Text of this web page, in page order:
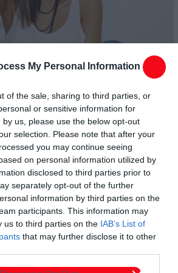
My Personal Information
of the sale, sharing to third parties, or
or sensitive information for
us, please use the below opt-out
selection. Please note that after your
you may continue seeing
on personal information utilized by
disclosed to third parties prior to
separately opt-out of the further
information by third parties on the
participants. This information may
us to third parties on the IAB’s List of
that may further disclose it to other
Ροδόπης, από Σάπες
στη «δωρεάν»
Λένας Ζευγαρά στην
στην συναυλία της Λένας Ζευγαρά στο
8 Αυγούστου 2026 και ώρα 21:00, στην
του 13ου Φεστιβάλ Μαρωνείας-Σαπών.
Σάπες στις 19:30. Αναχώρηση από Κομοτηνή στις